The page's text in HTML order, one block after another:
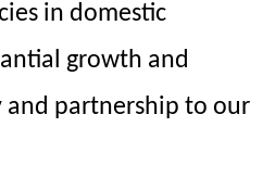
in domestic
growth and
partnership to our